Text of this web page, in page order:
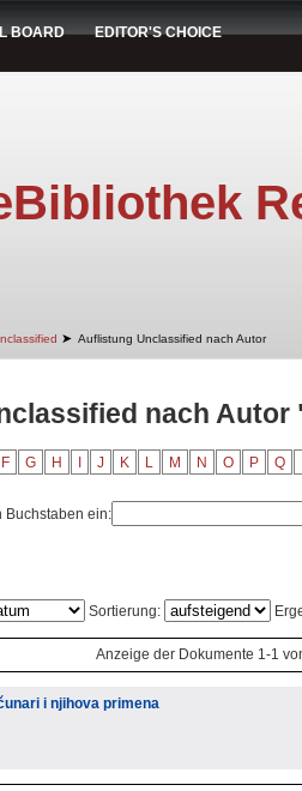
BOARD EDITOR'S CHOICE
➤ Auflistung Unclassified nach Autor
nach Autor
F G H J K L M N O P Q
Buchstaben ein:
Sortierung:
Anzeige der Dokumente 1-1
i njihova primena